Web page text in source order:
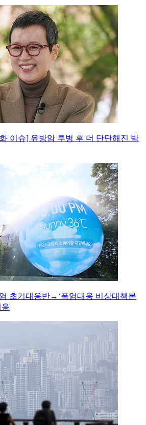
이슈] 유방암 투병 후 더 단단해진 박
초기대응반→‘폭염대응 비상대책본
응